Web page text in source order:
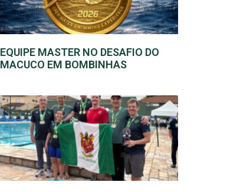
EQUIPE MASTER NO DESAFIO DO
MACUCO EM BOMBINHAS